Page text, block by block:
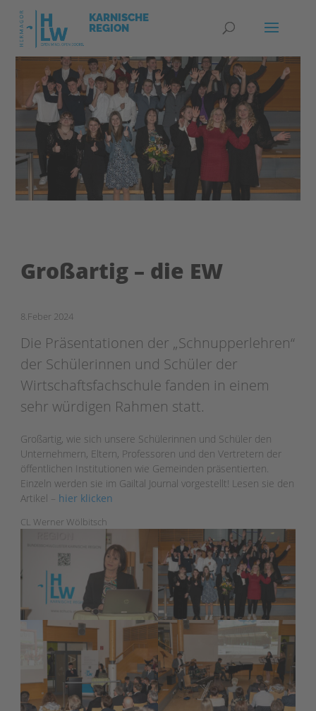
Großartig – die EW
8.Feber 2024
Die Präsentationen der „Schnupperlehren“
der Schülerinnen und Schüler der
Wirtschaftsfachschule fanden in einem
sehr würdigen Rahmen statt.
Großartig, wie sich unsere Schülerinnen und Schüler den
Unternehmern, Eltern, Professoren und den Vertretern der
öffentlichen Institutionen wie Gemeinden präsentierten.
Einzeln werden sie im Gailtal Journal vorgestellt! Lesen sie den
Artikel – hier klicken
CL Werner Wölbitsch